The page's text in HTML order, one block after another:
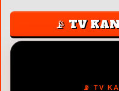
📡 TV
📡 TV